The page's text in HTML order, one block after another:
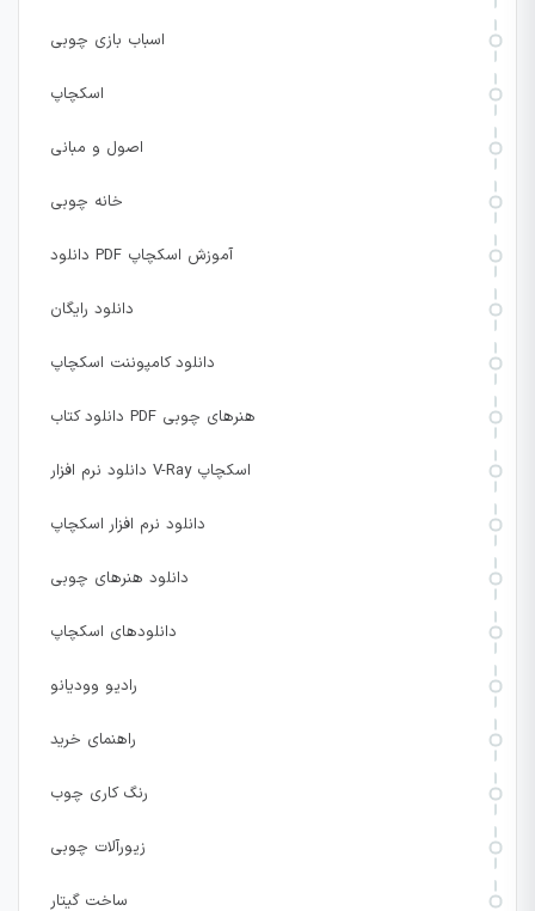
اسباب بازی چوبی
اسکچاپ
اصول و مبانی
خانه چوبی
دانلود PDF آموزش اسکچاپ
دانلود رایگان
دانلود کامپوننت اسکچاپ
دانلود کتاب PDF هنرهای چوبی
دانلود نرم افزار V-Ray اسکچاپ
دانلود نرم افزار اسکچاپ
دانلود هنرهای چوبی
دانلودهای اسکچاپ
رادیو وودیانو
راهنمای خرید
رنگ کاری چوب
زیورآلات چوبی
ساخت گیتار